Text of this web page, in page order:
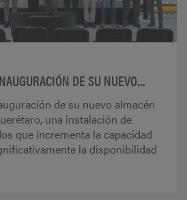
DE SU NUEVO...
de su nuevo almacén
una instalación de
que incrementa la capacidad
la disponibilidad